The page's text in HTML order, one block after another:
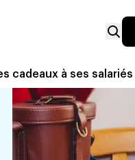
cadeaux à ses